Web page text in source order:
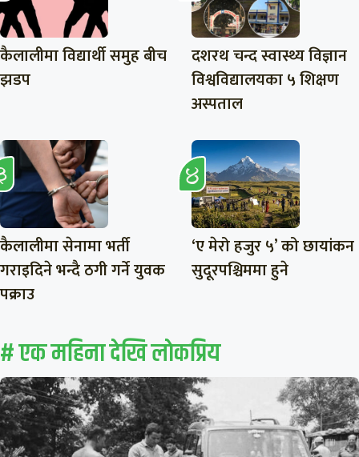
कैलालीमा विद्यार्थी समुह बीच
झडप
दशरथ चन्द स्वास्थ्य विज्ञान
विश्वविद्यालयका ५ शिक्षण
अस्पताल
कैलालीमा सेनामा भर्ती
गराइदिने भन्दै ठगी गर्ने युवक
पक्राउ
‘ए मेरो हजुर ५’ को छायांकन
सुदूरपश्चिममा हुने
# एक महिना देखि लाेकप्रिय